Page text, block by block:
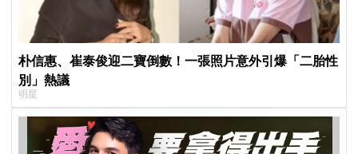
朴信惠、崔泰俊迎二寶倒數！一張照片意外引爆「二胎性
別」熱議
明星